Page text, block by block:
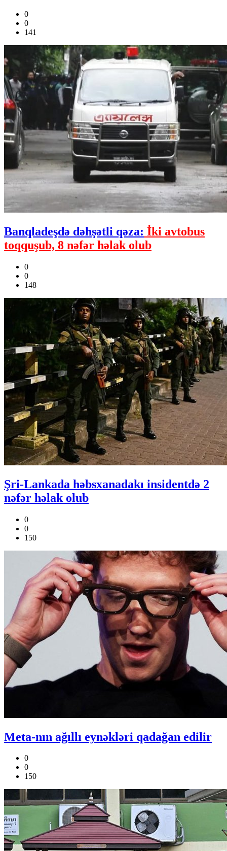
0
0
141
Banqladeşdə dəhşətli qəza: İki avtobus
toqquşub, 8 nəfər həlak olub
0
0
148
Şri-Lankada həbsxanadakı insidentdə 2
nəfər həlak olub
0
0
150
Meta-nın ağıllı eynəkləri qadağan edilir
0
0
150